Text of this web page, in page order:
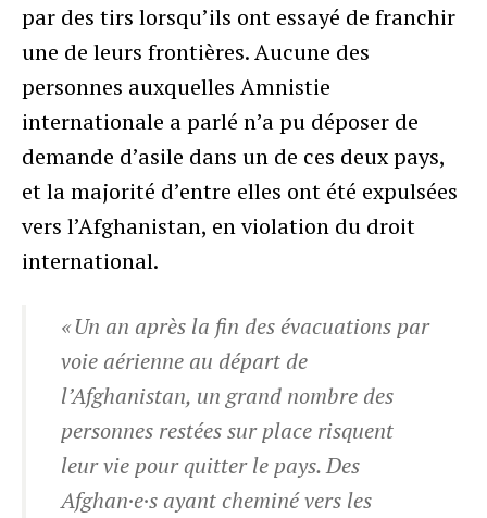
par des tirs lorsqu’ils ont essayé de franchir
une de leurs frontières. Aucune des
personnes auxquelles Amnistie
internationale a parlé n’a pu déposer de
demande d’asile dans un de ces deux pays,
et la majorité d’entre elles ont été expulsées
vers l’Afghanistan, en violation du droit
international.
« Un an après la fin des évacuations par
voie aérienne au départ de
l’Afghanistan, un grand nombre des
personnes restées sur place risquent
leur vie pour quitter le pays. Des
Afghan·e·s ayant cheminé vers les